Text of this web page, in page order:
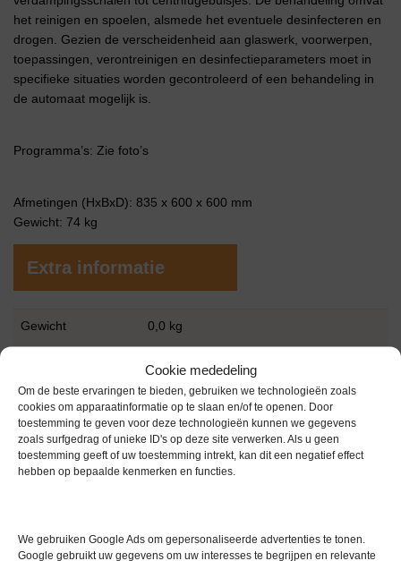
Cookie mededeling
Om de beste ervaringen te bieden, gebruiken we technologieën zoals
cookies om apparaatinformatie op te slaan en/of te openen. Door
toestemming te geven voor deze technologieën kunnen we gegevens
zoals surfgedrag of unieke ID's op deze site verwerken. Als u geen
toestemming geeft of uw toestemming intrekt, kan dit een negatief effect
hebben op bepaalde kenmerken en functies.
We gebruiken Google Ads om gepersonaliseerde advertenties te tonen.
Google gebruikt uw gegevens om uw interesses te begrijpen en relevante
het reinigen en spoelen, alsmede het eventuele desinfecteren en
drogen. Gezien de verscheidenheid aan glaswerk, voorwerpen,
toepassingen, verontreinigen en desinfectieparameters moet in
specifieke situaties worden gecontroleerd of een behandeling in
de automaat mogelijk is.
Programma’s: Zie foto’s
Afmetingen (HxBxD): 835 x 600 x 600 mm
Gewicht: 74 kg
Extra informatie
Gewicht 0,0 kg
Garantie 6 maanden
Conditie Gebruikt in goede conditie
Bouwjaar 2020